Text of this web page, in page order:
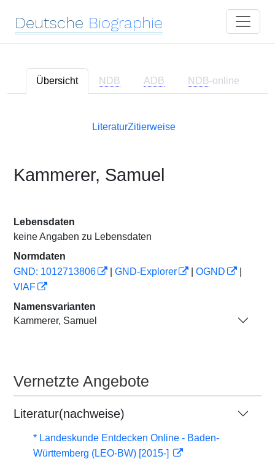
Deutsche Biographie
Übersicht NDB ADB NDB-online
LiteraturZitierweise
Kammerer, Samuel
Lebensdaten
keine Angaben zu Lebensdaten
Normdaten
GND: 1012713806
GND-Explorer OGND
VIAF
Namensvarianten
Kammerer, Samuel
Vernetzte Angebote
Literatur(nachweise)
* Landeskunde Entdecken Online - Baden-
Württemberg (LEO-BW) [2015-]